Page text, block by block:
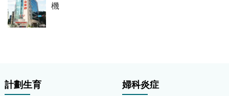
機
計劃生育 婦科炎症